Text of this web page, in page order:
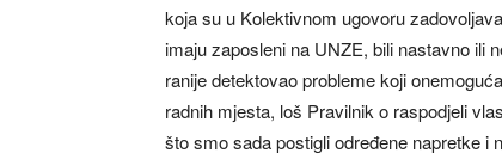
koja su u Kolektivnom ugovoru
imaju zaposleni na UNZE, bili nastavno ili
ranije detektovao probleme koji
radnih mjesta, loš Pravilnik o raspodjeli
što smo sada postigli određene napretke i